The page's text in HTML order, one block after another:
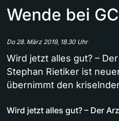
Wende bei
Do 28. März 2019, 18.30 Uhr
Wird jetzt alles gut? –
Stephan Rietiker ist
übernimmt den
Wird jetzt alles gut? – Der